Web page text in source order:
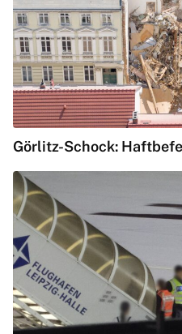
Görlitz-Schock: